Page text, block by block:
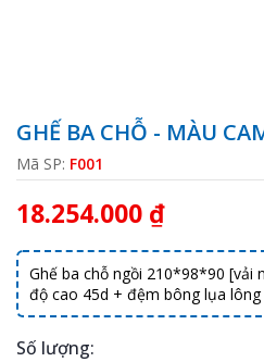
GHẾ BA CHỖ - MÀU
Mã SP: F001
18.254.000 ₫
Ghế ba chỗ ngồi 210*98*90 [vải
độ cao 45d + đệm bông lụa
Số lượng: